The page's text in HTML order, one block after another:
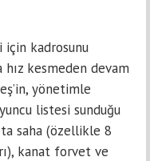
için kadrosunu
hız kesmeden devam
yönetimle
listesi sunduğu
saha (özellikle 8
kanat forvet ve